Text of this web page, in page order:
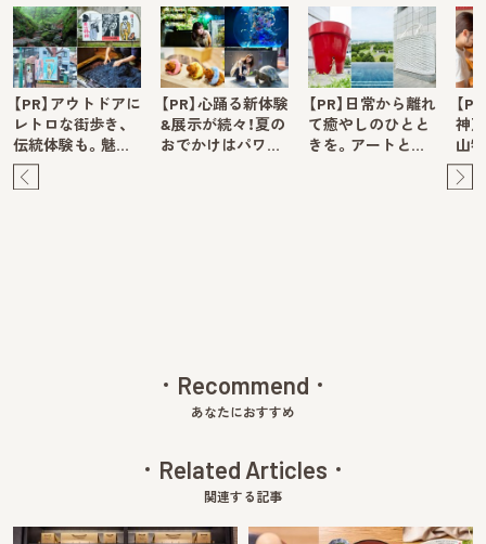
【PR】アウトドアに
レトロな街歩き、
伝統体験も。魅…
【PR】心踊る新体験
&展示が続々！夏の
おでかけはパワ…
【PR】日常から離れ
て癒やしのひとと
きを。アートと…
【
神
山
Recommend
あなたにおすすめ
Related Articles
関連する記事